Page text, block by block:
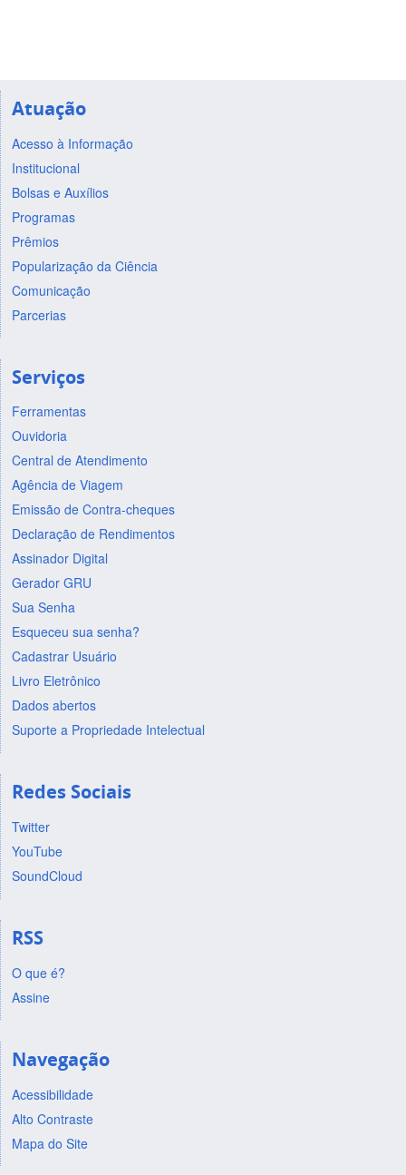
Atuação
Acesso à Informação
Institucional
Bolsas e Auxílios
Programas
Prêmios
Popularização da Ciência
Comunicação
Parcerias
Serviços
Ferramentas
Ouvidoria
Central de Atendimento
Agência de Viagem
Emissão de Contra-cheques
Declaração de Rendimentos
Assinador Digital
Gerador GRU
Sua Senha
Esqueceu sua senha?
Cadastrar Usuário
Livro Eletrônico
Dados abertos
Suporte a Propriedade Intelectual
Redes Sociais
Twitter
YouTube
SoundCloud
RSS
O que é?
Assine
Navegação
Acessibilidade
Alto Contraste
Mapa do Site